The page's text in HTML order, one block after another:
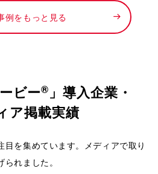
ほしい」というお店からの新しい提
ました。
例をもっと見る
ビー® 」導入企業・
ア掲載実績
目を集めています。メディアで取り
られました。